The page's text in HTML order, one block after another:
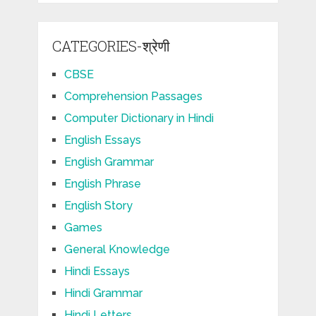
CATEGORIES-श्रेणी
CBSE
Comprehension Passages
Computer Dictionary in Hindi
English Essays
English Grammar
English Phrase
English Story
Games
General Knowledge
Hindi Essays
Hindi Grammar